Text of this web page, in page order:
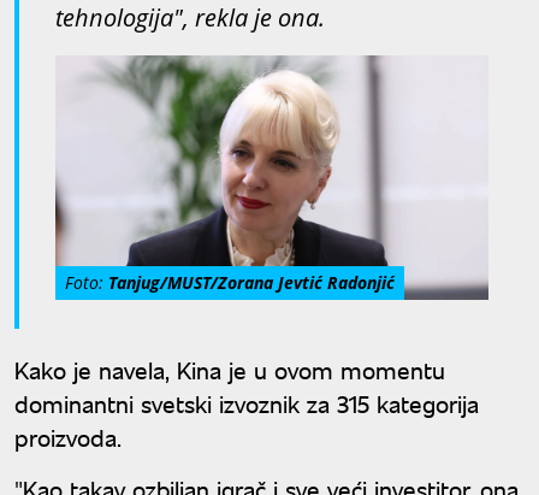
tehnologija", rekla je ona.
Foto: Tanjug/MUST/Zorana Jevtić Radonjić
Kako je navela, Kina je u ovom momentu
dominantni svetski izvoznik za 315 kategorija
proizvoda.
"Kao takav ozbiljan igrač i sve veći investitor, ona